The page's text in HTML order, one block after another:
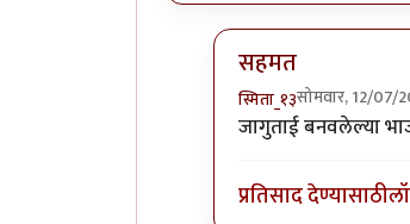
सहमत
स्मिता_१३सोमवार, 12/07/
In reply to:-)by
जागुताई बनवलेल्या
प्रतिसाद देण्यासाठी